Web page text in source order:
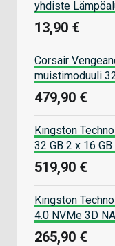
yhdiste
13,90 €
Corsair
muistimoduuli
479,90 €
Kingston
32 GB 2 x 16 GB
519,90 €
Kingston
4.0 NVMe 3D
265,90 €